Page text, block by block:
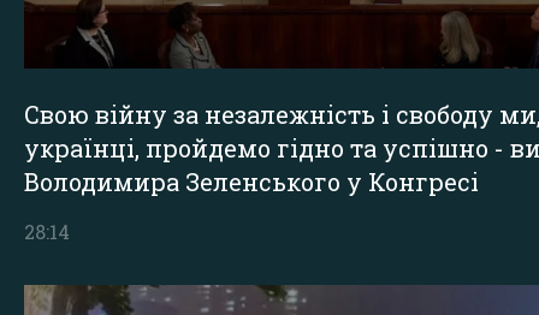
Свою війну за незалежність і свободу
українці, пройдемо гідно та успішно -
Володимира Зеленського у Конгресі
28:14